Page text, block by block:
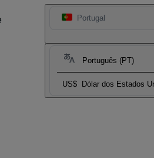
Portugal
Português (PT)
US$ Dólar dos Estados